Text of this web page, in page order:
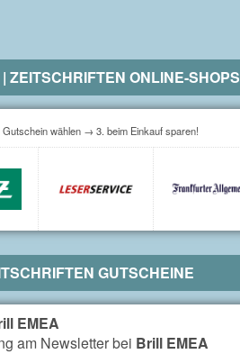
ZEITSCHRIFTEN ONLINE-SHOPS
wählen → 3. beim Einkauf sparen!
GUTSCHEINE
EMEA
am Newsletter bei Brill EMEA